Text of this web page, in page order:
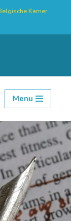
Kamer
Menu